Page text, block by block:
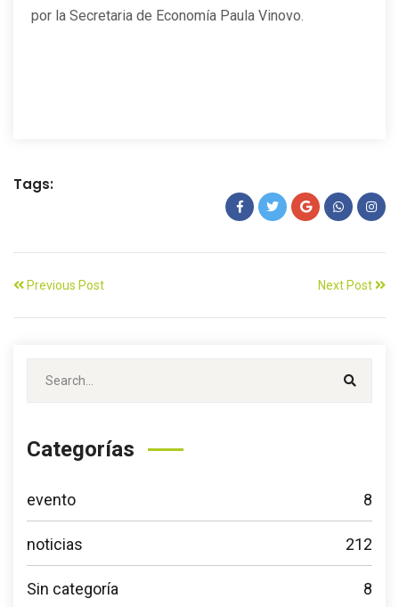
por la Secretaria de Economía Paula Vinovo.
Tags:
Previous Post Next Post
Categorías
evento 8
noticias 212
Sin categoría 8